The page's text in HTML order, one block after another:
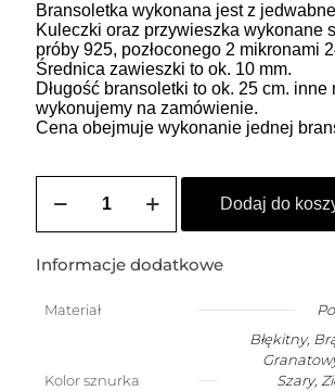
Bransoletka wykonana jest z
Kuleczki oraz przywieszka wykonane
próby 925, pozłoconego 2 mikronami
Średnica zawieszki to ok. 10 mm.
Długość bransoletki to ok. 25 cm. inne
wykonujemy na zamówienie.
Cena obejmuje wykonanie jednej
Bransoletka
szczęście
symbolem
KWIATU
TALIZMAN
Dodaj do
Informacje dodatkowe
Materiał
Kolor sznurka
Błękitny,
Szary,